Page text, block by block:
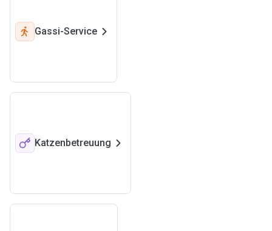
Gassi-Service
Katzenbetreuung